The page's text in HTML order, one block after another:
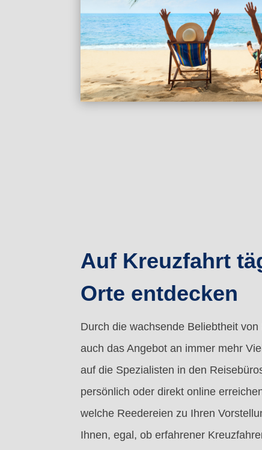
Auf Kreuzfahrt
Orte entdecken
Durch die wachsende Beliebtheit
auch das Angebot an immer mehr
auf die Spezialisten in den
persönlich oder direkt online
welche Reedereien zu Ihren
Ihnen, egal, ob erfahrener